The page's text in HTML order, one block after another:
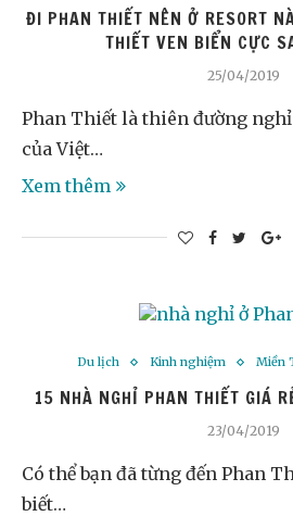
ĐI PHAN THIẾT NÊN Ở RESORT
THIẾT VEN BIỂN CỰC
25/04/2019
Phan Thiết là thiên đường
của Việt…
Xem thêm
Du lịch Kinh nghiệm Miền
15 NHÀ NGHỈ PHAN THIẾT GIÁ
23/04/2019
Có thể bạn đã từng đến Phan
biết…